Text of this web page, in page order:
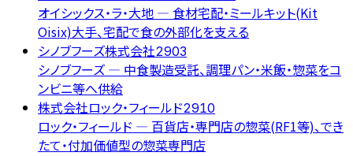
オイシックス・ラ・大地 — 食材宅配・ミールキット(Kit
Oisix)大手、宅配で食の外部化を支える
シノブフーズ株式会社2903
シノブフーズ — 中食製造受託、調理パン・米飯・惣菜をコ
ンビニ等へ供給
株式会社ロック・フィールド2910
ロック・フィールド — 百貨店・専門店の惣菜(RF1等)、でき
たて・付加価値型の惣菜専門店